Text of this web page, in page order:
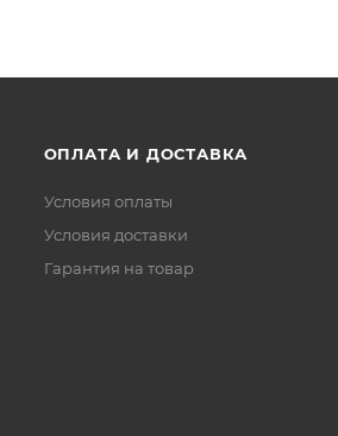
ОПЛАТА И ДОСТАВКА
Условия оплаты
Условия доставки
Гарантия на товар